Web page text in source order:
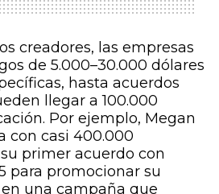
creadores, las empresas
de 5.000–30.000 dólares
hasta acuerdos
llegar a 100.000
Por ejemplo, Megan
con casi 400.000
primer acuerdo con
para promocionar su
una campaña que